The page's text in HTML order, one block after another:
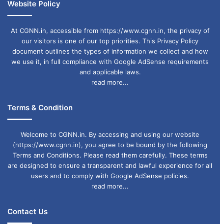
Website Policy
At CGNN.in, accessible from https://www.cgnn.in, the privacy of
our visitors is one of our top priorities. This Privacy Policy
document outlines the types of information we collect and how
we use it, in full compliance with Google AdSense requirements
and applicable laws.
read more...
Terms & Condition
Welcome to CGNN.in. By accessing and using our website
(https://www.cgnn.in), you agree to be bound by the following
Terms and Conditions. Please read them carefully. These terms
are designed to ensure a transparent and lawful experience for all
users and to comply with Google AdSense policies.
read more...
Contact Us